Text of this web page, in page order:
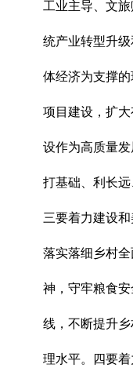
工业主导、文
统产业转型升
体经济为支撑
项目建设，扩
设作为高质量
打基础、利长远
三要着力建设和
落实落细乡村
神，守牢粮食
线，不断提升
理水平。四要